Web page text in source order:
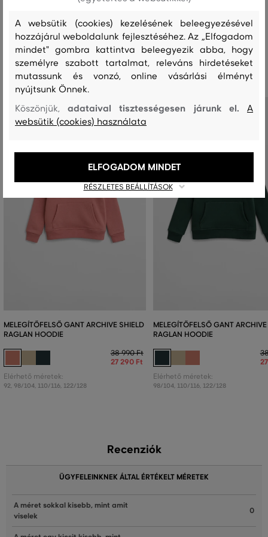
Ajánlott termékek
MELEGÍTŐFELSŐ GANT ARCHIVE SHIELD
RAGLAN HOODIE
38 990 Ft
27 290 Ft
Elérhető méretek:
92, 98/104, 110/116, 122/128
MELEGÍTŐFELSŐ GANT
RAGLAN HOODIE
Elérhető méretek:
98/104, 110/116, 122/128
Recenziók
ÜGYFELEINKNEK ÁLTAL ÉRTÉKELT MÉRETEK
A méret sokkal kisebb, mint amit
viselek
0
A websütik (cookies) kezelésének beleegyezésével
hozzájárul weboldalunk fejlesztéséhez. Az „Elfogadom
mindet" gombra kattintva beleegyezik abba, hogy
személyre szabott tartalmat, releváns hirdetéseket
mutassunk és vonzó, online vásárlási élményt
nyújtsunk Önnek.
Köszönjük,adataival tisztességesen járunk el.A
websütik (cookies) használata
RÉSZLETES BEÁLLÍTÁSOK
ELFOGADOM MINDET